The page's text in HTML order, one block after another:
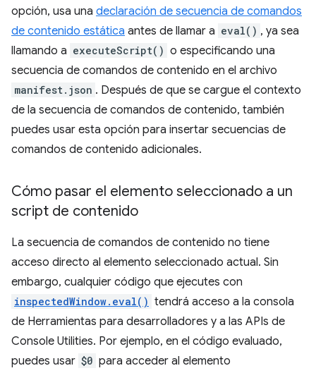
opción, usa una declaración de secuencia de comandos
de contenido estática antes de llamar a eval() , ya sea
llamando a executeScript() o especificando una
secuencia de comandos de contenido en el archivo
manifest.json . Después de que se cargue el contexto
de la secuencia de comandos de contenido, también
puedes usar esta opción para insertar secuencias de
comandos de contenido adicionales.
Cómo pasar el elemento seleccionado a un
script de contenido
La secuencia de comandos de contenido no tiene
acceso directo al elemento seleccionado actual. Sin
embargo, cualquier código que ejecutes con
inspectedWindow.eval() tendrá acceso a la consola
de Herramientas para desarrolladores y a las APIs de
Console Utilities. Por ejemplo, en el código evaluado,
puedes usar $0 para acceder al elemento